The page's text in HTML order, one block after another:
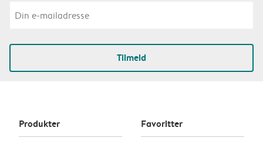
Tilmeld
Produkter Favoritter